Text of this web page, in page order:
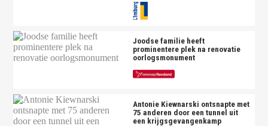
Joodse familie heeft
prominentere plek na renovatie
oorlogsmonument
Antonie Kiewnarski ontsnapte met
75 anderen door een tunnel uit
een krijgsgevangenkamp